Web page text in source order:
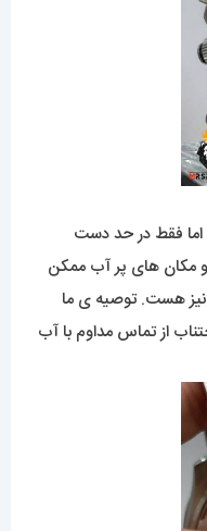
فقط در حد دست
و مکان های پر آب ممکن
هست. توصیه ی ما
از تماس مداوم با آب